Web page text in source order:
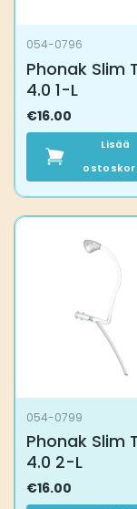
054-0796
Phonak Slim
4.0 1-L
€16.00
Lisää
054-0799
Phonak Slim
4.0 2-L
€16.00